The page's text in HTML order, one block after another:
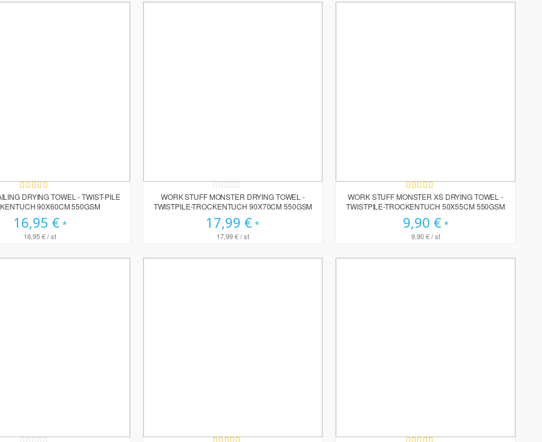
Bewertung:
80%
DRYING TOWEL - TWIST-PILE
90X60CM 550GSM
16,95 €
16,95 €/ st
Rating:
0%
WORK STUFF MONSTER DRYING TOWEL -
TWISTPILE-TROCKENTUCH 90X70CM 550GSM
17,99 €
17,99 €/ st
Bewertung:
100%
WORK STUFF MONSTER XS DRYING TOWEL -
TWISTPILE-TROCKENTUCH 50X55CM 550GSM
9,90 €
9,90 €/ st